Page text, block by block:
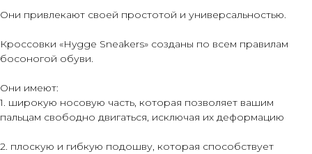
Они привлекают своей простотой и универсальностью.
Кроссовки «Hygge Sneakers» созданы по всем правилам
босоногой обуви.
Они имеют:
1. широкую носовую часть, которая позволяет вашим
пальцам свободно двигаться, исключая их деформацию
2. плоскую и гибкую подошву, которая способствует